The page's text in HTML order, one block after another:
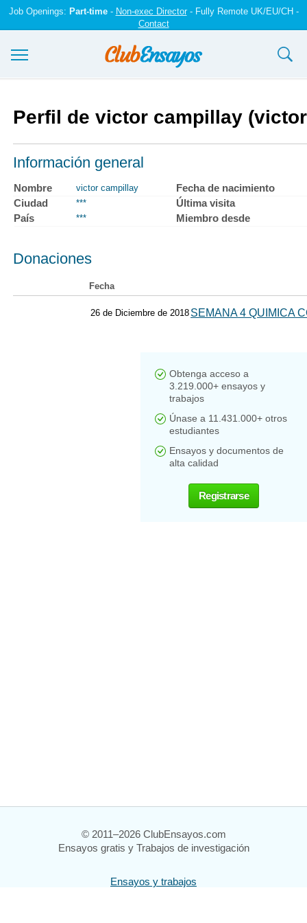
Job Openings: Part-time- Non-exec Director- Fully Remote UK/EU/CH -
Contact
Registrarse
Iniciar sesión
Contáctenos
Perfil de victor campillay
Información general
Nombre victor campillay
Fecha de nacimiento
Ciudad
***
Última visita
País
*** Miembro desde
Donaciones
Fecha
26 de Diciembre de 2018 SEMANA 4 QUIMICA
Obtenga acceso a
3.219.000+ ensayos y
trabajos
Únase a 11.431.000+ otros
estudiantes
Ensayos y documentos de
alta calidad
Registrarse
© 2011–2026 ClubEnsayos.com
Ensayos gratis y Trabajos de investigación
Ensayos y trabajos